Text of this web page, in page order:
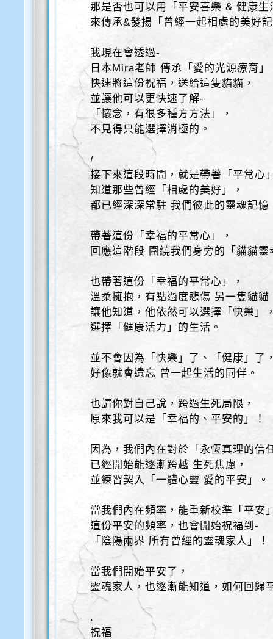
那是否也可以用「平安喜樂 & 健康生
來傳承&發揚「曾經一起相處的美好
我現在會透過-
日本Mira老師 傳承「愛的光源療育」
快速將這份祝福，送給這隻貓貓，
並讓他可以更快速了解-
「懷念，有很多種方方法」，
不見得只能選擇消極的。
/
接下來這段時間，就是帶著「平常心
知道那些曾經「相處的美好」，
都已經深深常駐 我們彼此的靈魂記憶
帶著這份「幸福的平常心」，
回應這階段 圍繞我們身旁的「貓貓靈
也帶著這份「幸福的平常心」，
溫柔擁抱，有點過度悲傷 另一隻貓貓
讓他知道，他依然可以選擇「快樂」
選擇「健康活力」的生活。
並不會因為「快樂」了、「健康」了
好像就會遺忘 曾一起生活的同伴。
也請你對自己說，跨過生死局限，
原來我可以是「幸福的、平安的」！
因為，我們內在對於「永恆真理的信
已經開始能逐漸跨越 生死焦慮，
並練習契入「一體心靈 愛的平安」。
當我們內在頻率，能重新校準「平安
這份平安的頻率，也會開始祝福到-
「陰陽兩界 所有曾經的靈魂家人」！
當我們開始平安了，
靈魂家人，也逐漸能知道，如何回歸
.
祝福